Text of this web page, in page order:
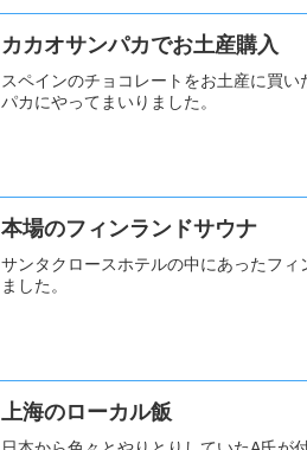
カカオサンパカでお土産購入
スペインのチョコレートをお土産に買
パカにやってまいりました。
本場のフィンランドサウナ
サンタクロースホテルの中にあったフ
ました。
上海のローカル飯